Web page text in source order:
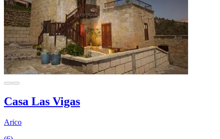
Casa Las Vigas
Arico